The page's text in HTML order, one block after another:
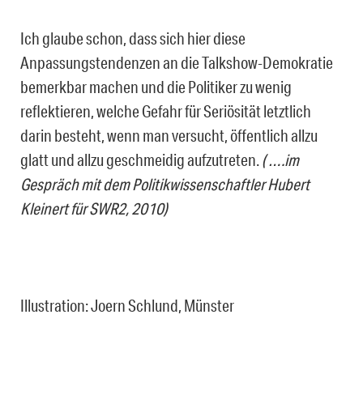
Ich glaube schon, dass sich hier diese
Anpassungstendenzen an die Talkshow-Demokratie
bemerkbar machen und die Politiker zu wenig
reflektieren, welche Gefahr für Seriösität letztlich
darin besteht, wenn man versucht, öffentlich allzu
glatt und allzu geschmeidig aufzutreten.( ….im
Gespräch mit dem Politikwissenschaftler Hubert
Kleinert für SWR2, 2010)
Illustration: Joern Schlund, Münster